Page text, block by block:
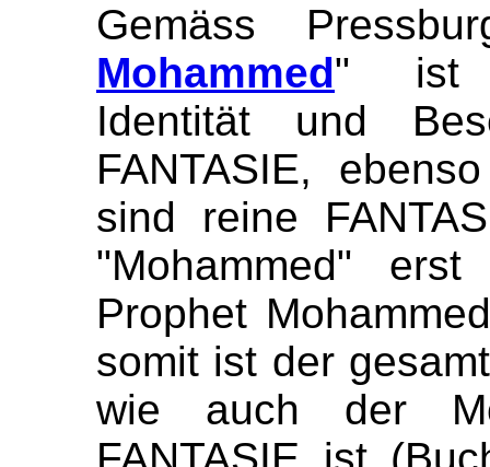
Gemäss
Mohammed" ist
Identität und
FANTASIE,
sind reine
"Mohammed"
Prophet
somit ist der
wie auch der